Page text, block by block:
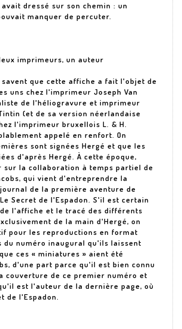
dressé sur son chemin : un
manquer de percuter.
imprimeurs, un auteur
que cette affiche a fait l'objet de
uns chez l'imprimeur Joseph Van
de l'héliogravure et imprimeur
(et de sa version néerlandaise
l'imprimeur bruxellois L. & H.
appelé en renfort. On
sont signées Hergé et que les
d'après Hergé. À cette époque,
sur la collaboration à temps partiel de
qui vient d'entreprendre la
de la première aventure de
Secret de l'Espadon. S'il est certain
l'affiche et le tracé des différents
de la main d'Hergé, on
pour les reproductions en format
du numéro inaugural qu'ils laissent
ces « miniatures » aient été
d'une part parce qu'il est bien connu
couverture de ce premier numéro et
est l'auteur de la dernière page, où
de l'Espadon.